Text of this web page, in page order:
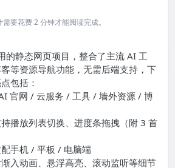
要花费 2 分钟才能阅读完成。
的静态网页项目，整合了主流 AI 工
等资源导航功能，无需后端支持，下
包括：
官网 / 云服务 / 工具 / 墙外资源 / 博
播放列表切换、进度条拖拽（附 3 首
手机 / 平板 / 电脑端
入动画、悬浮高亮、滚动监听等细节